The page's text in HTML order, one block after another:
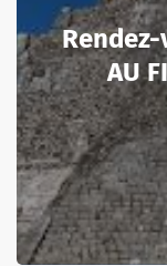
AU